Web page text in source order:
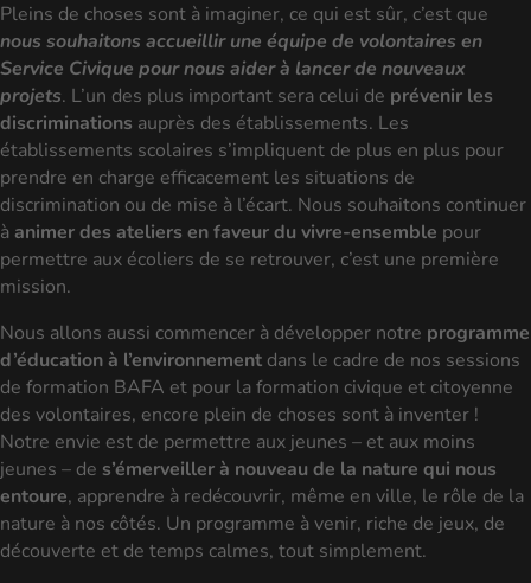
Pleins de choses sont à imaginer, ce qui est sûr, c’est que
nous souhaitons accueillir une équipe de volontaires en
Service Civique pour nous aider à lancer de nouveaux
projets. L’un des plus important sera celui de prévenir les
discriminations auprès des établissements. Les
établissements scolaires s’impliquent de plus en plus pour
prendre en charge efficacement les situations de
discrimination ou de mise à l’écart. Nous souhaitons continuer
à animer des ateliers en faveur du vivre-ensemble pour
permettre aux écoliers de se retrouver, c’est une première
mission.
Nous allons aussi commencer à développer notre programme
d’éducation à l’environnement dans le cadre de nos sessions
de formation BAFA et pour la formation civique et citoyenne
des volontaires, encore plein de choses sont à inventer !
Notre envie est de permettre aux jeunes – et aux moins
jeunes – de s’émerveiller à nouveau de la nature qui nous
entoure, apprendre à redécouvrir, même en ville, le rôle de la
nature à nos côtés. Un programme à venir, riche de jeux, de
découverte et de temps calmes, tout simplement.